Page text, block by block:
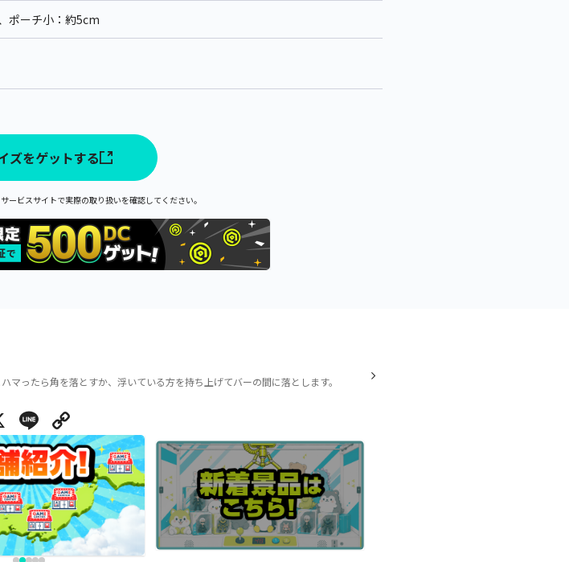
ポーチ小：約5cm
ズをゲットする
ービスサイトで実際の取り扱いを確認してください。
ったら角を落とすか、浮いている方を持ち上げてバーの間に落とします。
X Line